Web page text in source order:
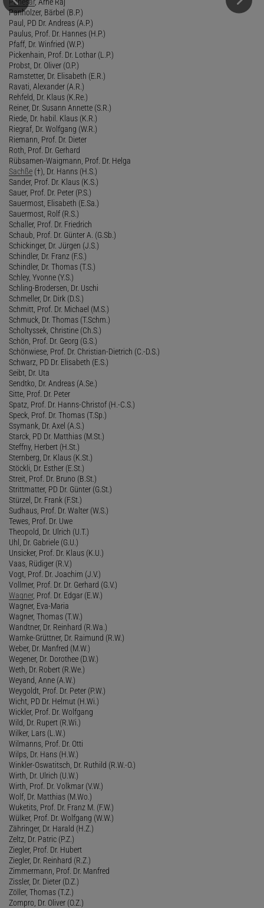
Panholzer, Bärbel (B.P.)
Paul, PD Dr. Andreas (A.P.)
Paulus, Prof. Dr. Hannes (H.P.)
Pfaff, Dr. Winfried (W.P.)
Pickenhain, Prof. Dr. Lothar (L.P.)
Probst, Dr. Oliver (O.P.)
Ramstetter, Dr. Elisabeth (E.R.)
Ravati, Alexander (A.R.)
Rehfeld, Dr. Klaus (K.Re.)
Reiner, Dr. Susann Annette (S.R.)
Riede, Dr. habil. Klaus (K.R.)
Riegraf, Dr. Wolfgang (W.R.)
Riemann, Prof. Dr. Dieter
Roth, Prof. Dr. Gerhard
Rübsamen-Waigmann, Prof. Dr. Helga
Sachße (†), Dr. Hanns (H.S.)
Sander, Prof. Dr. Klaus (K.S.)
Sauer, Prof. Dr. Peter (P.S.)
Sauermost, Elisabeth (E.Sa.)
Sauermost, Rolf (R.S.)
Schaller, Prof. Dr. Friedrich
Schaub, Prof. Dr. Günter A. (G.Sb.)
Schickinger, Dr. Jürgen (J.S.)
Schindler, Dr. Franz (F.S.)
Schindler, Dr. Thomas (T.S.)
Schley, Yvonne (Y.S.)
Schling-Brodersen, Dr. Uschi
Schmeller, Dr. Dirk (D.S.)
Schmitt, Prof. Dr. Michael (M.S.)
Schmuck, Dr. Thomas (T.Schm.)
Scholtyssek, Christine (Ch.S.)
Schön, Prof. Dr. Georg (G.S.)
Schönwiese, Prof. Dr. Christian-Dietrich (C.-D.S.)
Schwarz, PD Dr. Elisabeth (E.S.)
Seibt, Dr. Uta
Sendtko, Dr. Andreas (A.Se.)
Sitte, Prof. Dr. Peter
Spatz, Prof. Dr. Hanns-Christof (H.-C.S.)
Speck, Prof. Dr. Thomas (T.Sp.)
Ssymank, Dr. Axel (A.S.)
Starck, PD Dr. Matthias (M.St.)
Steffny, Herbert (H.St.)
Sternberg, Dr. Klaus (K.St.)
Stöckli, Dr. Esther (E.St.)
Streit, Prof. Dr. Bruno (B.St.)
Strittmatter, PD Dr. Günter (G.St.)
Stürzel, Dr. Frank (F.St.)
Sudhaus, Prof. Dr. Walter (W.S.)
Tewes, Prof. Dr. Uwe
Theopold, Dr. Ulrich (U.T.)
Uhl, Dr. Gabriele (G.U.)
Unsicker, Prof. Dr. Klaus (K.U.)
Vaas, Rüdiger (R.V.)
Vogt, Prof. Dr. Joachim (J.V.)
Vollmer, Prof. Dr. Dr. Gerhard (G.V.)
Wagner, Prof. Dr. Edgar (E.W.)
Wagner, Eva-Maria
Wagner, Thomas (T.W.)
Wandtner, Dr. Reinhard (R.Wa.)
Warnke-Grüttner, Dr. Raimund (R.W.)
Weber, Dr. Manfred (M.W.)
Wegener, Dr. Dorothee (D.W.)
Weth, Dr. Robert (R.We.)
Weyand, Anne (A.W.)
Weygoldt, Prof. Dr. Peter (P.W.)
Wicht, PD Dr. Helmut (H.Wi.)
Wickler, Prof. Dr. Wolfgang
Wild, Dr. Rupert (R.Wi.)
Wilker, Lars (L.W.)
Wilmanns, Prof. Dr. Otti
Wilps, Dr. Hans (H.W.)
Winkler-Oswatitsch, Dr. Ruthild (R.W.-O.)
Wirth, Dr. Ulrich (U.W.)
Wirth, Prof. Dr. Volkmar (V.W.)
Wolf, Dr. Matthias (M.Wo.)
Wuketits, Prof. Dr. Franz M. (F.W.)
Wülker, Prof. Dr. Wolfgang (W.W.)
Zähringer, Dr. Harald (H.Z.)
Zeltz, Dr. Patric (P.Z.)
Ziegler, Prof. Dr. Hubert
Ziegler, Dr. Reinhard (R.Z.)
Zimmermann, Prof. Dr. Manfred
Zissler, Dr. Dieter (D.Z.)
Zöller, Thomas (T.Z.)
Zompro, Dr. Oliver (O.Z.)